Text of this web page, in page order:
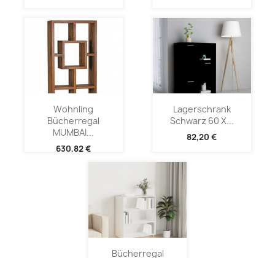
Wohnling
Bücherregal
MUMBAI...
630,82 €
Lagerschrank
Schwarz 60 X...
82,20 €
Bücherregal